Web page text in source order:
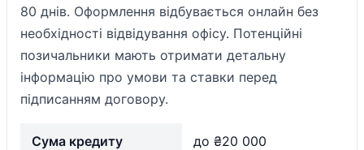
80 днів. Оформлення відбувається онлайн без
необхідності відвідування офісу. Потенційні
позичальники мають отримати детальну
інформацію про умови та ставки перед
підписанням договору.
Сума кредиту до ₴20 000